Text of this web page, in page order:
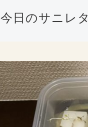
今日のサニレタ